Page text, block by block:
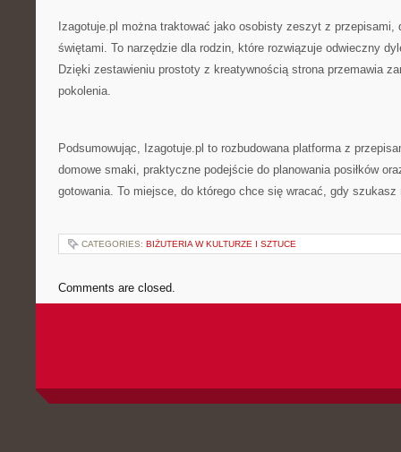
Izagotuje.pl można traktować jako osobisty zeszyt z przepisami,
świętami. To narzędzie dla rodzin, które rozwiązuje odwieczny
Dzięki zestawieniu prostoty z kreatywnością strona przemawia
pokolenia.
Podsumowując, Izagotuje.pl to rozbudowana platforma z
domowe smaki, praktyczne podejście do planowania posiłków
gotowania. To miejsce, do którego chce się wracać, gdy szukasz
CATEGORIES: BIŻUTERIA W KULTURZE I SZTUCE
Comments are closed.